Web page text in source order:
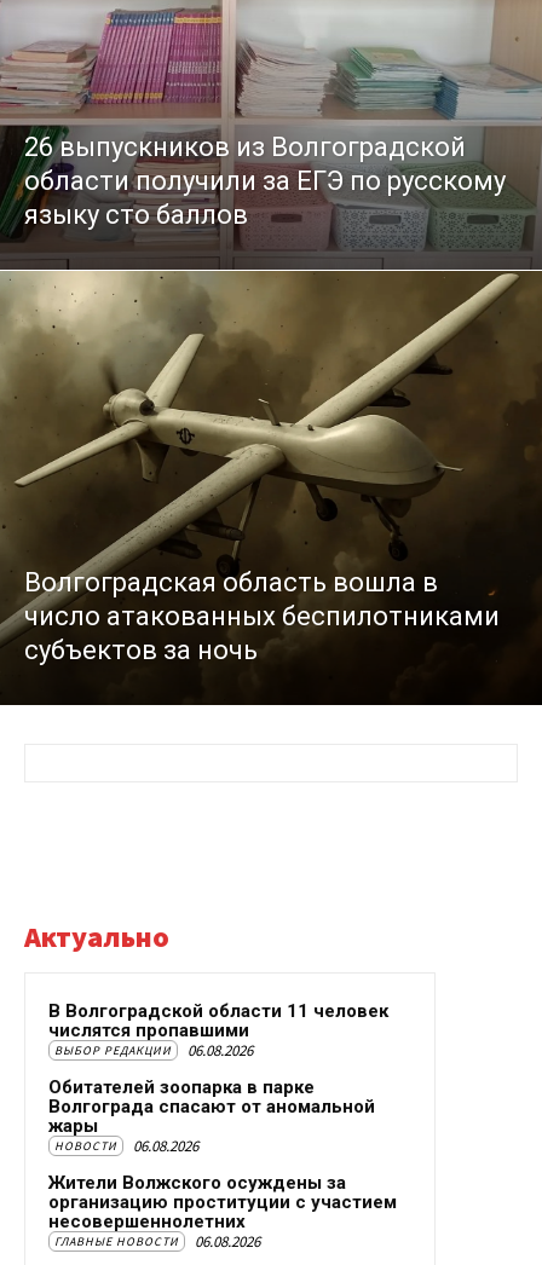
26 выпускников из Волгоградской
области получили за ЕГЭ по русскому
языку сто баллов
Волгоградская область вошла в
число атакованных беспилотниками
субъектов за ночь
Актуально
В Волгоградской области 11 человек
числятся пропавшими
ВЫБОР РЕДАКЦИИ 06.08.2026
Обитателей зоопарка в парке
Волгограда спасают от аномальной
жары
НОВОСТИ 06.08.2026
Жители Волжского осуждены за
организацию проституции с участием
несовершеннолетних
ГЛАВНЫЕ НОВОСТИ 06.08.2026